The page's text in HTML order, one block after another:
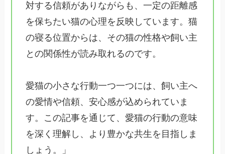
対する信頼がありながらも、一定の距離感
を保ちたい猫の心理を反映しています。猫
の寝る位置からは、その猫の性格や飼い主
との関係性が読み取れるのです。
愛猫の小さな行動一つ一つには、飼い主へ
の愛情や信頼、安心感が込められていま
す。この記事を通じて、愛猫の行動の意味
を深く理解し、より豊かな共生を目指しま
しょう。」